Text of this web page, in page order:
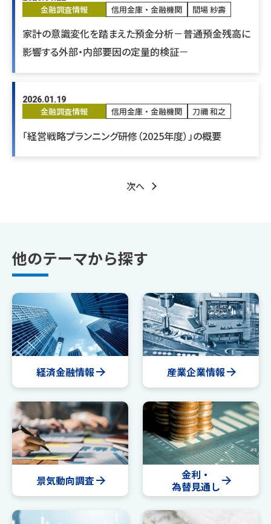
金融調査情報 信用金庫・金融機関 間場 紗壽
家計の意識変化を踏まえた預金分析－普通預金残高に
影響する外部・内部要因の定量的検証－
2026.01.19
金融調査情報 信用金庫・金融機関 刀禰 和之
「経営戦略プランニング研修（2025年度）」の概要
次へ
他のテーマから探す
経済金融情報 産業企業情報
景気動向調査
金利・
為替見通し